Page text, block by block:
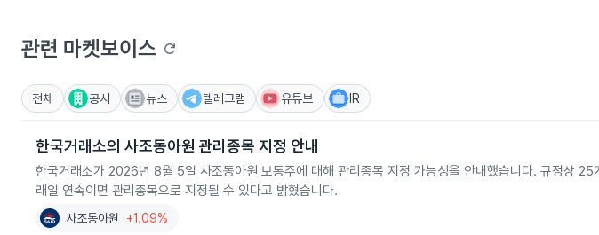
관련 마켓보이스 refresh
전체 공시 뉴스 텔레그램 유튜브 IR
한국거래소의 사조동아원 관리종목 지정 안내
한국거래소가 2026년 8월 5일 사조동아원 보통주에 대해 관리종목 지정 가능성을 안내했습니다. 규정상
래일 연속이면 관리종목으로 지정될 수 있다고 밝혔습니다.
사조동아원 +1.09%